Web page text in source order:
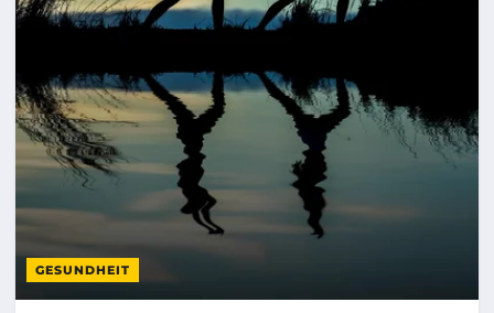
GESUNDHEIT